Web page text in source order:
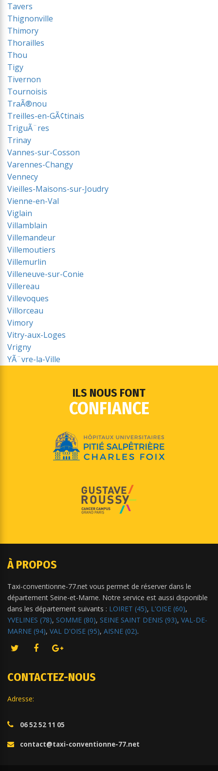
Tavers
Thignonville
Thimory
Thorailles
Thou
Tigy
Tivernon
Tournoisis
TraÃ®nou
Treilles-en-GÃ¢tinais
TriguÃ¨res
Trinay
Vannes-sur-Cosson
Varennes-Changy
Vennecy
Vieilles-Maisons-sur-Joudry
Vienne-en-Val
Viglain
Villamblain
Villemandeur
Villemoutiers
Villemurlin
Villeneuve-sur-Conie
Villereau
Villevoques
Villorceau
Vimory
Vitry-aux-Loges
Vrigny
YÃ¨vre-la-Ville
ILS NOUS FONT
CONFIANCE
À PROPOS
Taxi-conventionne-77.net vous permet de réserver dans le
département Seine-et-Marne. Notre service est aussi disponible
dans les département suivants : LOIRET (45), L'OISE (60),
YVELINES (78), SOMME (80), SEINE SAINT DENIS (93), VAL-DE-
MARNE (94), VAL D'OISE (95), AISNE (02).
CONTACTEZ-NOUS
Adresse:
06 52 52 11 05
contact@taxi-conventionne-77.net